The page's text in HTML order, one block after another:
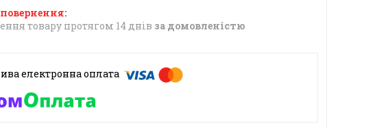
товару протягом 14 днів за домовленістю